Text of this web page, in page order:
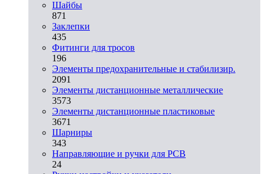
Шайбы
871
Заклепки
435
Фитинги для тросов
196
Элементы предохранительные и стабилизир.
2091
Элементы дистанционные металлические
3573
Элементы дистанционные пластиковые
3671
Шарниры
343
Направляющие и ручки для PCB
24